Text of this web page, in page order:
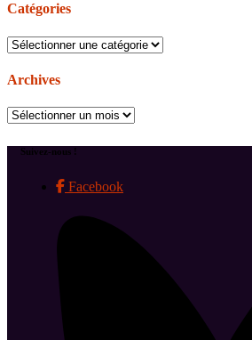
Catégories
Catégories
Archives
Archives
Suivez-nous !
Facebook